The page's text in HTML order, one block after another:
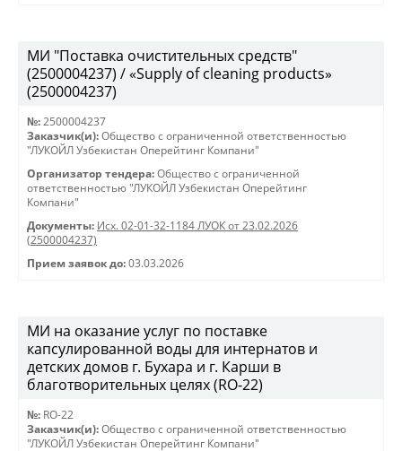
МИ "Поставка очистительных средств"
(2500004237) / «Supply of cleaning products»
(2500004237)
№: 2500004237
Заказчик(и): Общество с ограниченной ответственностью
"ЛУКОЙЛ Узбекистан Оперейтинг Компани"
Организатор тендера: Общество с ограниченной
ответственностью "ЛУКОЙЛ Узбекистан Оперейтинг
Компани"
Документы: Исх. 02-01-32-1184 ЛУОК от 23.02.2026
(2500004237)
Прием заявок до: 03.03.2026
МИ на оказание услуг по поставке
капсулированной воды для интернатов и
детских домов г. Бухара и г. Карши в
благотворительных целях (RO-22)
№: RO-22
Заказчик(и): Общество с ограниченной ответственностью
"ЛУКОЙЛ Узбекистан Оперейтинг Компани"